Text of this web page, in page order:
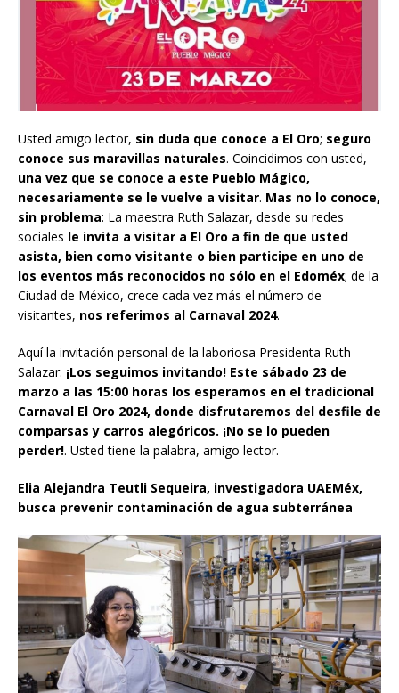
Usted amigo lector, sin duda que conoce a El Oro; seguro
conoce sus maravillas naturales. Coincidimos con usted,
una vez que se conoce a este Pueblo Mágico,
necesariamente se le vuelve a visitar. Mas no lo conoce,
sin problema: La maestra Ruth Salazar, desde su redes
sociales le invita a visitar a El Oro a fin de que usted
asista, bien como visitante o bien participe en uno de
los eventos más reconocidos no sólo en el Edoméx; de la
Ciudad de México, crece cada vez más el número de
visitantes, nos referimos al Carnaval 2024.
Aquí la invitación personal de la laboriosa Presidenta Ruth
Salazar: ¡Los seguimos invitando! Este sábado 23 de
marzo a las 15:00 horas los esperamos en el tradicional
Carnaval El Oro 2024, donde disfrutaremos del desfile de
comparsas y carros alegóricos. ¡No se lo pueden
perder!. Usted tiene la palabra, amigo lector.
Elia Alejandra Teutli Sequeira, investigadora UAEMéx,
busca prevenir contaminación de agua subterránea